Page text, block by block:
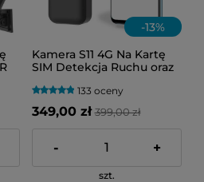
-13%
Kamera S11 4G Na Kartę
SIM Detekcja Ruchu oraz
Online) 133 oceny
349,00 zł 399,00 zł
- +
szt.